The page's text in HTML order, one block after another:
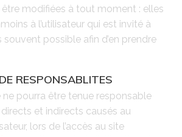
modifiées à tout moment : elles
à l’utilisateur qui est invité à
souvent possible afin d’en prendre
RESPONSABLITES
ne pourra être tenue responsable
et indirects causés au
lors de l’accès au site